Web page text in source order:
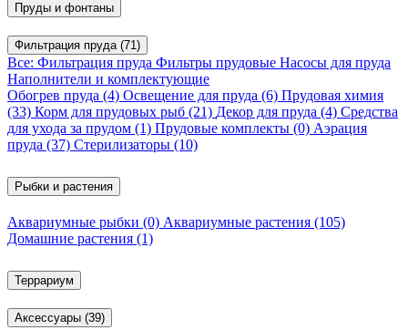
Пруды и фонтаны
Фильтрация пруда (71)
Все: Фильтрация пруда Фильтры прудовые Насосы для пруда
Наполнители и комплектующие
Обогрев пруда (4) Освещение для пруда (6) Прудовая химия
(33) Корм для прудовых рыб (21) Декор для пруда (4) Средства
для ухода за прудом (1) Прудовые комплекты (0) Аэрация
пруда (37) Стерилизаторы (10)
Рыбки и растения
Аквариумные рыбки (0) Аквариумные растения (105)
Домашние растения (1)
Террариум
Аксессуары (39)